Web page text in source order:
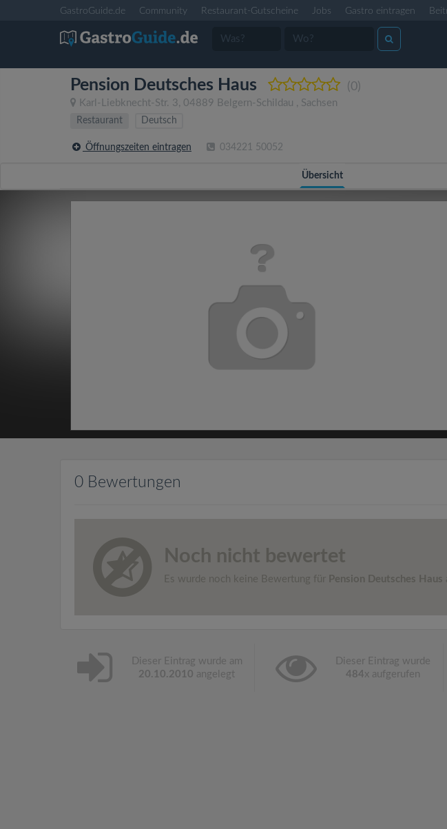
GastroGuide.de Community Restaurant-Gutscheine Jobs Gastro eintragen
Pension Deutsches Haus (0)
Karl-Liebknecht-Str. 3, 04889 Belgern-Schildau , Sachsen
Restaurant
Deutsch
Öffnungszeiten eintragen 034221 50052
Übersicht
0 Bewertungen
Noch nicht bewertet
Es wurde noch keine Bewertung für Pension Deutsches Haus
Dieser Eintrag wurde am
20.10.2010 angelegt
Dieser Eintrag wurde
484x aufgerufen